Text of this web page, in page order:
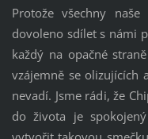
Protože všechny
dovoleno sdílet s námi
každý na opačné
vzájemně se olizujících
nevadí. Jsme rádi, že Chi
do života je